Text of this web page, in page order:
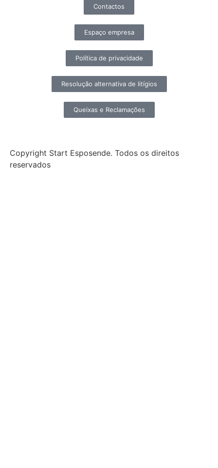
Contactos
Espaço empresa
Política de privacidade
Resolução alternativa de litígios
Queixas e Reclamações
Copyright Start Esposende. Todos os direitos
reservados